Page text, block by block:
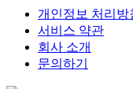
개인정보 처리방
서비스 약관
회사 소개
문의하기